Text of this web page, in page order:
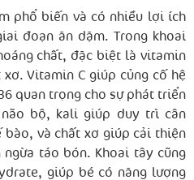
phổ biến và có nhiều lợi ích
đoạn ăn dặm. Trong khoai
chất, đặc biệt là vitamin
Vitamin C giúp củng cố hệ
quan trọng cho sự phát triển
bộ, kali giúp duy trì cân
bào, và chất xơ giúp cải thiện
táo bón. Khoai tây cũng
giúp bé có năng lượng